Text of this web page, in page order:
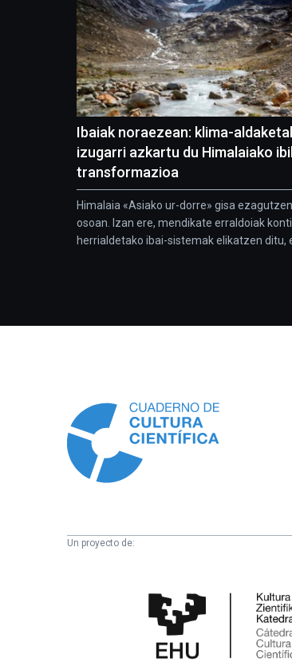
Ibaiak noraezean: klima-
izugarri azkartu du Himalaiako
transformazioa
Himalaia «Asiako ur-dorre» gisa
osoan. Izan ere, mendikate erraldoiak
herrialdetako ibai-sistemak elikatzen ditu,
Un proyecto de:
Científica